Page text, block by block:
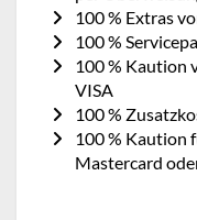
100 % Extras
100 %
100 % Kaution
VISA
100 %
100 % Kaution
Mastercard